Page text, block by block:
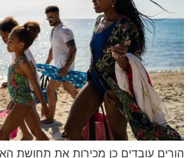
הורים עובדים כן מכירות את תחושת